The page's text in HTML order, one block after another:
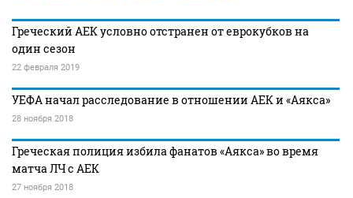
Греческий АЕК условно отстранен от еврокубков на
один сезон
22 февраля 2019
УЕФА начал расследование в отношении АЕК и «Аякса»
28 ноября 2018
Греческая полиция избила фанатов «Аякса» во время
матча ЛЧ с АЕК
27 ноября 2018